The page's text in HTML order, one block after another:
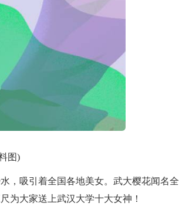
图)
，吸引着全国各地美女。武大樱花闻名全
为大家送上武汉大学十大女神！